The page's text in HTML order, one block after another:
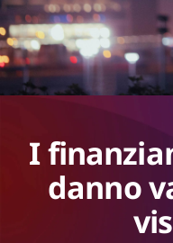
I
danno